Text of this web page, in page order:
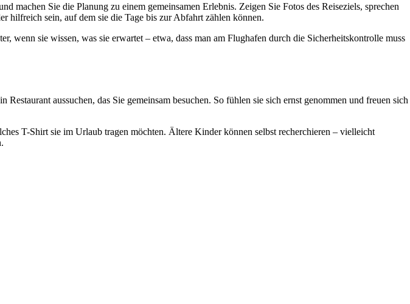
Sie die Planung zu einem gemeinsamen Erlebnis. Zeigen Sie Fotos des Reiseziels, sprechen
hilfreich sein, auf dem sie die Tage bis zur Abfahrt zählen können.
wenn sie wissen, was sie erwartet – etwa, dass man am Flughafen durch die Sicherheitskontrolle muss
aussuchen, das Sie gemeinsam besuchen. So fühlen sie sich ernst genommen und freuen sich
T-Shirt sie im Urlaub tragen möchten. Ältere Kinder können selbst recherchieren – vielleicht